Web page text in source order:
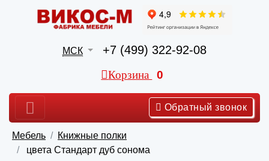
МСК +7 (499) 322-92-08
Корзина 0
Обратный звонок
Мебель
Книжные полки
цвета Стандарт дуб сонома